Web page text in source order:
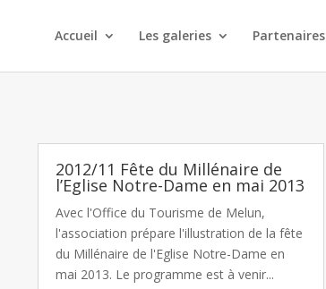
Accueil Les galeries Partenaires
2012/11 Fête du Millénaire de
l’Eglise Notre-Dame en mai 2013
Avec l'Office du Tourisme de Melun,
l'association prépare l'illustration de la fête
du Millénaire de l'Eglise Notre-Dame en
mai 2013. Le programme est à venir...